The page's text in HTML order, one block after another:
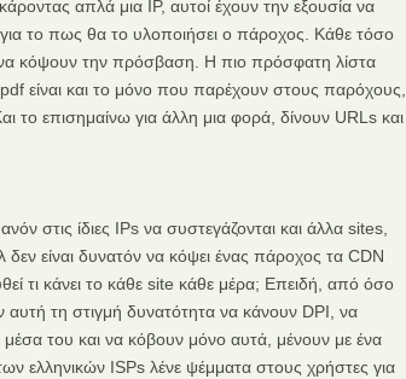
απλά μια IP, αυτοί έχουν την εξουσία να
το πως θα το υλοποιήσει ο πάροχος. Κάθε τόσο
να κόψουν την πρόσβαση. Η πιο πρόσφατη λίστα
είναι και το μόνο που παρέχουν στους παρόχους,
το επισημαίνω για άλλη μια φορά, δίνουν URLs και
στις ίδιες IPs να συστεγάζονται και άλλα sites,
είναι δυνατόν να κόψει ένας πάροχος τα CDN
τι κάνει το κάθε site κάθε μέρα; Επειδή, από όσο
αυτή τη στιγμή δυνατότητα να κάνουν DPI, να
μέσα του και να κόβουν μόνο αυτά, μένουν με ένα
ελληνικών ISPs λένε ψέμματα στους χρήστες για